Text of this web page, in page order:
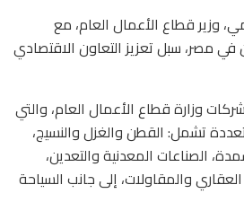
وزير قطاع الأعمال العام، مع
في مصر، سبل تعزيز التعاون الاقتصادي
وزارة قطاع الأعمال العام، والتي
تشمل: القطن والغزل والنسيج،
الصناعات المعدنية والتعدين،
العقاري والمقاولات، إلى جانب السياحة